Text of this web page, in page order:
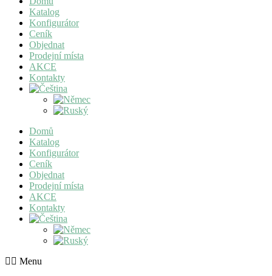
Katalog
Konfigurátor
Ceník
Objednat
Prodejní místa
AKCE
Kontakty
Domů
Katalog
Konfigurátor
Ceník
Objednat
Prodejní místa
AKCE
Kontakty
Menu